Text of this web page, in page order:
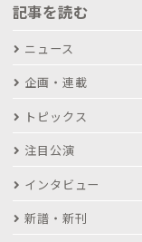
記事を読む
ニュース
企画・連載
トピックス
注目公演
インタビュー
新譜・新刊